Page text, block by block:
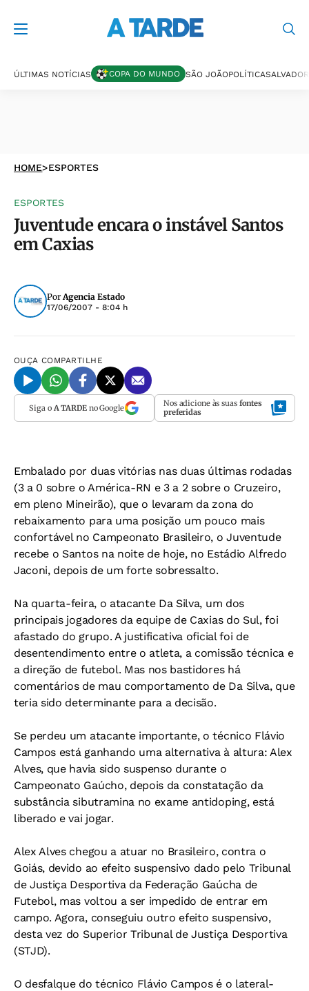
ÚLTIMAS NOTÍCIAS COPA DO MUNDO SÃO JOÃOPOLÍTICASALVADOR
HOME>ESPORTES
ESPORTES
Juventude encara o instável Santos
em Caxias
PorAgencia Estado
17/06/2007 - 8:04 h
OUÇA COMPARTILHE
Siga o A TARDEno Google Nos adicione às suas fontes
preferidas
Embalado por duas vitórias nas duas últimas rodadas
(3 a 0 sobre o América-RN e 3 a 2 sobre o Cruzeiro,
em pleno Mineirão), que o levaram da zona do
rebaixamento para uma posição um pouco mais
confortável no Campeonato Brasileiro, o Juventude
recebe o Santos na noite de hoje, no Estádio Alfredo
Jaconi, depois de um forte sobressalto.
Na quarta-feira, o atacante Da Silva, um dos
principais jogadores da equipe de Caxias do Sul, foi
afastado do grupo. A justificativa oficial foi de
desentendimento entre o atleta, a comissão técnica e
a direção de futebol. Mas nos bastidores há
comentários de mau comportamento de Da Silva, que
teria sido determinante para a decisão.
Se perdeu um atacante importante, o técnico Flávio
Campos está ganhando uma alternativa à altura: Alex
Alves, que havia sido suspenso durante o
Campeonato Gaúcho, depois da constatação da
substância sibutramina no exame antidoping, está
liberado e vai jogar.
Alex Alves chegou a atuar no Brasileiro, contra o
Goiás, devido ao efeito suspensivo dado pelo Tribunal
de Justiça Desportiva da Federação Gaúcha de
Futebol, mas voltou a ser impedido de entrar em
campo. Agora, conseguiu outro efeito suspensivo,
desta vez do Superior Tribunal de Justiça Desportiva
(STJD).
O desfalque do técnico Flávio Campos é o lateral-